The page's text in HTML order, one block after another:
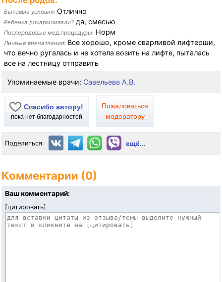
Бытовые условия: Отлично
Ребенка докармливали? да, смесью
Послеродовые мед.процедуры: Норм
Личные впечатления: Все хорошо, кроме сварливой лифтерши,
что вечно ругалась и не хотела возить на лифте, пыталась
все на лестницу отправить
Упоминаемые врачи: Савельева А.В.
Спасибо автору!
пока нет благодарностей
Пожаловаться
модератору
Поделиться: ещё...
Комментарии (0)
Ваш комментарий:
[цитировать]